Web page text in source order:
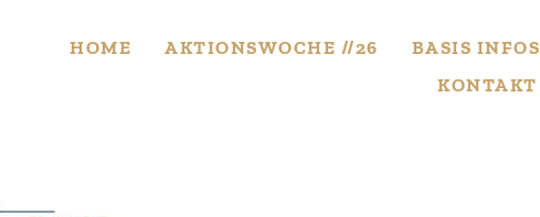
HOME AKTIONS­WOCHE //26 BASIS INFOS
KONTAKT